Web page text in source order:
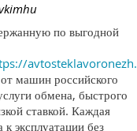
по выгодной
машин российского
обмена, быстрого
ставкой. Каждая
эксплуатации без